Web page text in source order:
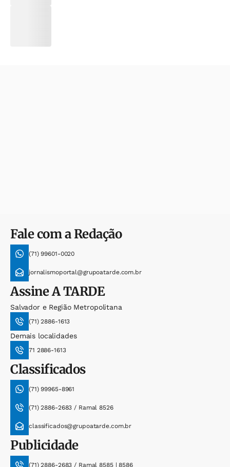
Fale com a Redação
(71) 99601-0020
jornalismoportal@grupoatarde.com.br
AssineA TARDE
Salvador e Região Metropolitana
(71) 2886-1613
Demais localidades
71 2886-1613
Classificados
(71) 99965-8961
(71) 2886-2683 / Ramal 8526
classificados@grupoatarde.com.br
Publicidade
(71) 2886-2683 / Ramal 8585 | 8586